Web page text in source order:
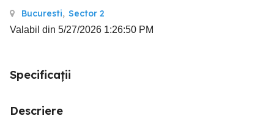
Bucuresti, Sector 2
Valabil din 5/27/2026 1:26:50 PM
Specificații
Descriere